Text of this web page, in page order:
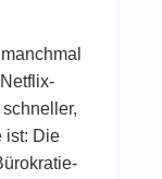
ist: Die